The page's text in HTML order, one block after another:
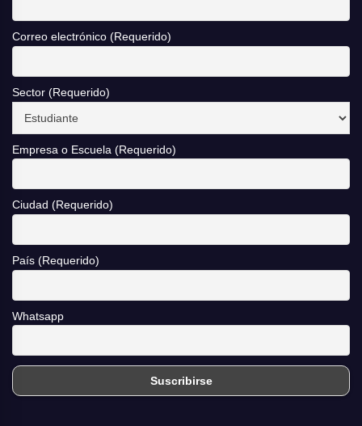
Correo electrónico (Requerido)
Sector (Requerido)
Empresa o Escuela (Requerido)
Ciudad (Requerido)
País (Requerido)
Whatsapp